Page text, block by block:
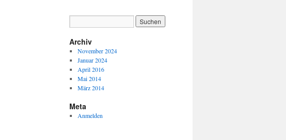
Archiv
November 2024
Januar 2024
April 2016
Mai 2014
März 2014
Meta
Anmelden